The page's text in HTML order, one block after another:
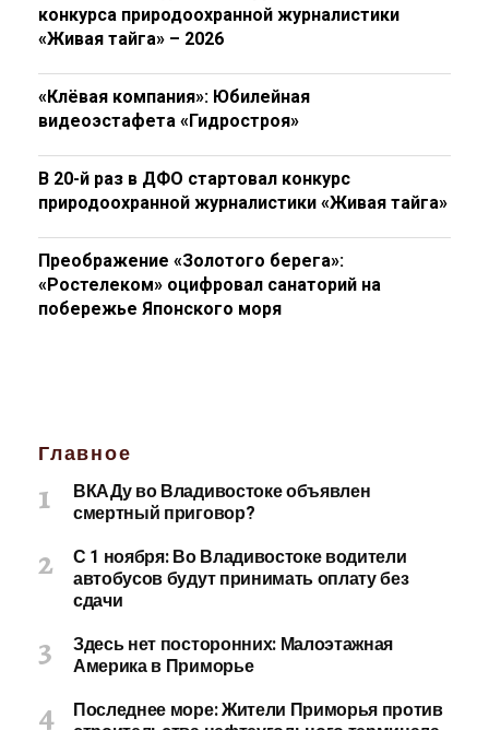
конкурса природоохранной журналистики
«Живая тайга» – 2026
«Клёвая компания»: Юбилейная
видеоэстафета «Гидростроя»
В 20-й раз в ДФО стартовал конкурс
природоохранной журналистики «Живая тайга»
Преображение «Золотого берега»:
«Ростелеком» оцифровал санаторий на
побережье Японского моря
Главное
ВКАДу во Владивостоке объявлен
смертный приговор?
С 1 ноября: Во Владивостоке водители
автобусов будут принимать оплату без
сдачи
Здесь нет посторонних: Малоэтажная
Америка в Приморье
Последнее море: Жители Приморья против